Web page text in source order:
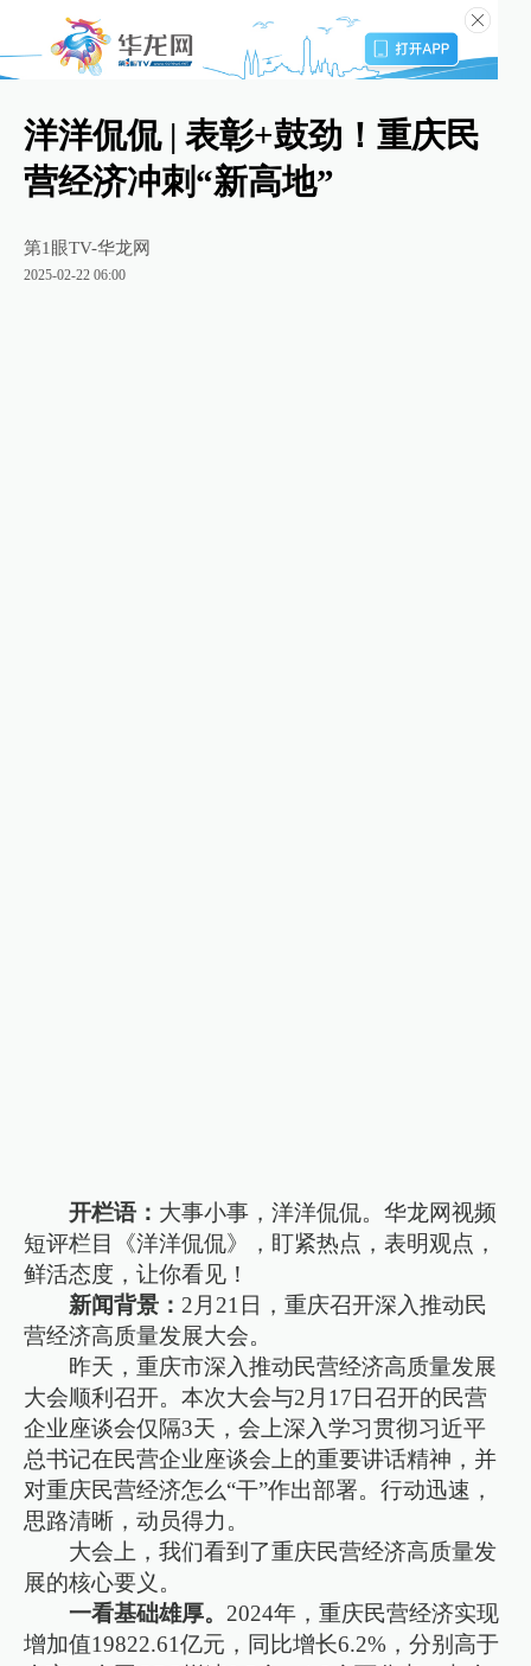
洋洋侃侃 | 表彰+鼓劲！重庆民
营经济冲刺“新高地”
第1眼TV-华龙网
2025-02-22 06:00
开栏语： 大事小事，洋洋侃侃。华龙网视频
短评栏目《洋洋侃侃》，盯紧热点，表明观点，
鲜活态度，让你看见！
新闻背景： 2月21日，重庆召开深入推动民
营经济高质量发展大会。
昨天，重庆市深入推动民营经济高质量发展
大会顺利召开。本次大会与2月17日召开的民营
企业座谈会仅隔3天，会上深入学习贯彻习近平
总书记在民营企业座谈会上的重要讲话精神，并
对重庆民营经济怎么“干”作出部署。行动迅速，
思路清晰，动员得力。
大会上，我们看到了重庆民营经济高质量发
展的核心要义。
一看基础雄厚。 2024年，重庆民营经济实现
增加值19822.61亿元，同比增长6.2%，分别高于